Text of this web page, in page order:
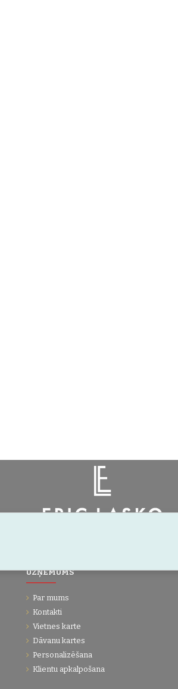
UZŅĒMUMS
Par mums
Kontakti
Vietnes karte
Dāvanu kartes
Personalizēšana
Klientu apkalpošana